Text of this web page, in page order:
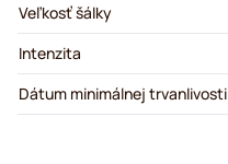
Veľkosť šálky
Intenzita
Dátum minimálnej trvanlivosti